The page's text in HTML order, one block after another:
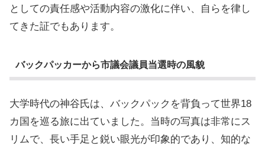
としての責任感や活動内容の激化に伴い、自らを律し
てきた証でもあります。
バックパッカーから市議会議員当選時の風貌
大学時代の神谷氏は、バックパックを背負って世界18
カ国を巡る旅に出ていました。当時の写真は非常にス
リムで、長い手足と鋭い眼光が印象的であり、知的な